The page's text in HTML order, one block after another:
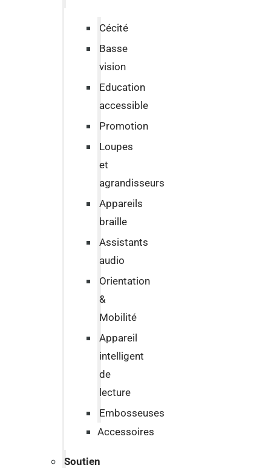
Cécité
Basse
vision
Education
accessible
Promotion
Loupes
et
agrandisseurs
Appareils
braille
Assistants
audio
Orientation
&
Mobilité
Appareil
intelligent
de
lecture
Embosseuses
Accessoires
Soutien